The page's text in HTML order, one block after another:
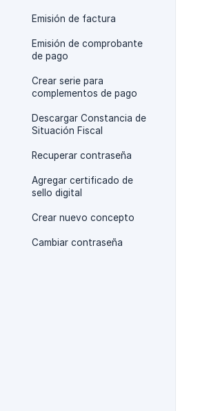
Emisión de factura
Emisión de comprobante
de pago
Crear serie para
complementos de pago
Descargar Constancia de
Situación Fiscal
Recuperar contraseña
Agregar certificado de
sello digital
Crear nuevo concepto
Cambiar contraseña